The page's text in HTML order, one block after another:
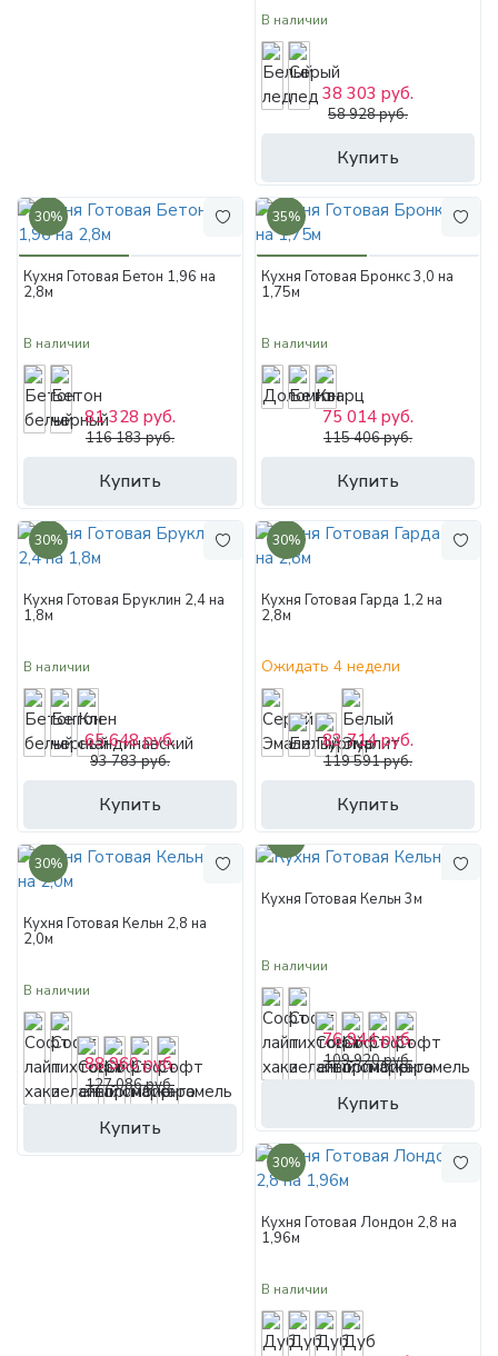
В наличии
Купить
38 303 руб.
58 928 руб.
30%
Кухня Готовая Бетон 1,96 на
2,8м
В наличии
Купить
81 328 руб.
116 183 руб.
35%
Кухня Готовая Бронкс 3,0 на
1,75м
В наличии
Купить
75 014 руб.
115 406 руб.
30%
Кухня Готовая Бруклин 2,4 на
1,8м
В наличии
Купить
65 648 руб.
93 783 руб.
30%
Кухня Готовая Гарда 1,2 на
2,8м
Ожидать 4 недели
Купить
83 714 руб.
119 591 руб.
30%
Кухня Готовая Кельн 2,8 на
2,0м
В наличии
Купить
88 960 руб.
127 086 руб.
Кухня Готовая Кельн 3м
В наличии
Купить
76 944 руб.
109 920 руб.
30%
Кухня Готовая Лондон 2,8 на
1,96м
В наличии